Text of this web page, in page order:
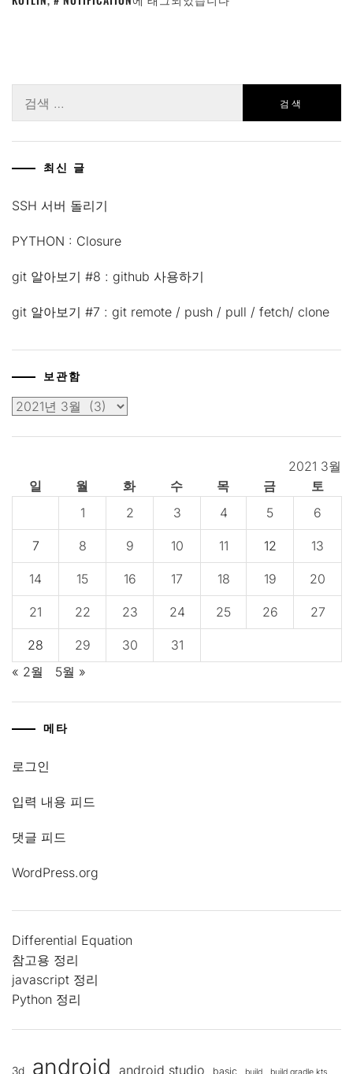
색:
최신 글
SSH 서버 돌리기
PYTHON : Closure
git 알아보기 #8 : github 사용하기
git 알아보기 #7 : git remote / push / pull / fetch/ clone
보관함
보
2021 3월
일
월 화 수 목 금
토
1
2 3 4 5 6
7 8 9 10 11 12 13
14 15 16 17 18 19 20
21 22 23 24 25 26 27
28 29 30
31
« 2월
5월 »
메타
로그인
입력 내용 피드
댓글 피드
WordPress.org
Differential Equation
참고용 정리
javascript 정리
Python 정리
3d android android studio basic